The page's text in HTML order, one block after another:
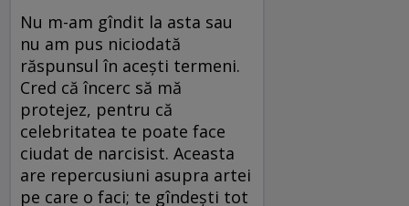
Nu m-am gîndit la asta sau
nu am pus niciodată
răspunsul în aceşti termeni.
Cred că încerc să mă
protejez, pentru că
celebritatea te poate face
ciudat de narcisist. Aceasta
are repercusiuni asupra artei
pe care o faci; te gîndeşti tot